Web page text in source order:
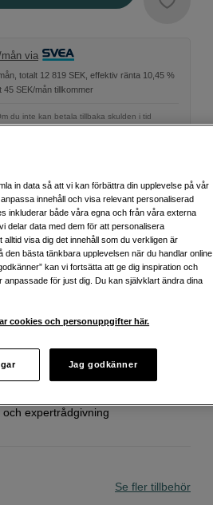
via
totalt 12 819 SEK, effektiv ränta 10,45 %
45 SEK/mån tillkommer
du inte kan betala tillbaka skulden i tid
Det kan leda till svårigheter att få hyra
flik)
i vårt Back to Work-utbud
kreativa arbetsflöden.
1 500 kronor
inom 30 dagar
expertrådgivning
Se fler tillbehör
in data så att vi kan förbättra din upplevelse på vår
innehåll och visa relevant personaliserad
inkluderar både våra egna och från våra externa
delar data med dem för att personalisera
visa dig det innehåll som du verkligen är
den bästa tänkbara upplevelsen när du handlar
kan vi fortsätta att ge dig inspiration och
anpassade för just dig. Du kan självklart ändra dina
cookies och personuppgifter här.
Jag godkänner